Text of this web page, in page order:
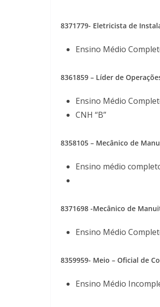
8371779- Eletricista de
Ensino Médio
8361859 – Líder de
Ensino Médio
CNH “B”
8358105 – Mecânico de
Ensino médio
8371698 -Mecânico de
Ensino Médio
8359959- Meio – Oficial de
Ensino Médio